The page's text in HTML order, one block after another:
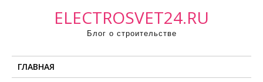
ELECTROSVET24.RU
Блог о строительстве
ГЛАВНАЯ